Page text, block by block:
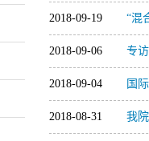
2018-09-19 “混
2018-09-06 专
2018-09-04 国
2018-08-31 我